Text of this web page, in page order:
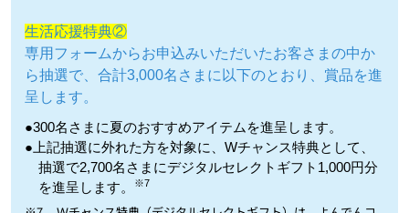
生活応援特典②
専用フォームからお申込みいただいたお客さまの中か
ら抽選で、合計3,000名さまに以下のとおり、賞品を進
呈します。
●300名さまに夏のおすすめアイテムを進呈します。
●上記抽選に外れた方を対象に、Wチャンス特典として、
抽選で2,700名さまにデジタルセレクトギフト1,000円分
を進呈します。
※7